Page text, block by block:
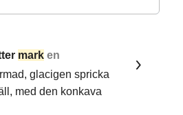
mark en
glacigen spricka
med den konkava